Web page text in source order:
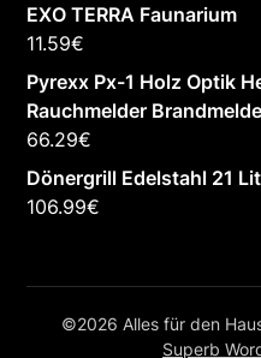
EXO TERRA Faunarium
11.59€
Pyrexx Px-1 Holz Optik
Rauchmelder
66.29€
Dönergrill Edelstahl 21
106.99€
©2026 Alles für den
Superb